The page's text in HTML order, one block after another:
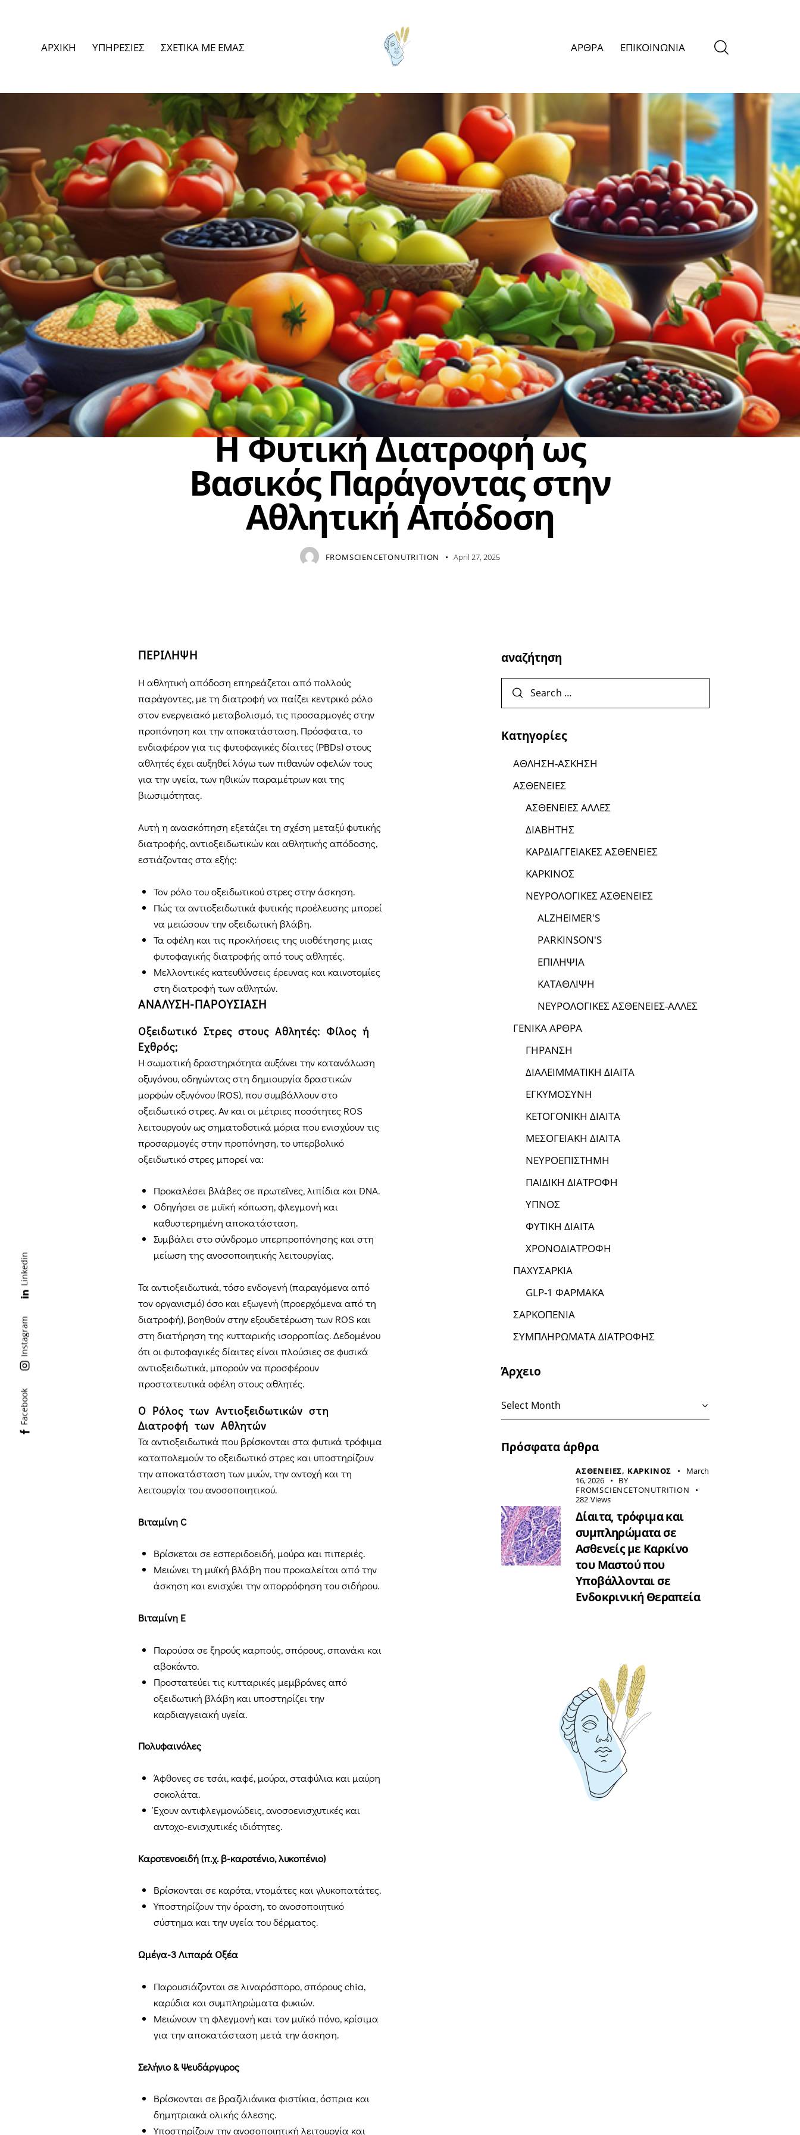
ΑΡΧΙΚΗ ΥΠΗΡΕΣΙΕΣ ΣΧΕΤΙΚΑ ΜΕ ΕΜΑΣ ΑΡΘΡΑ ΕΠΙΚΟΙΝΩΝΙΑ
ΑΘΛΗΣΗ-ΑΣΚΗΣΗ ΓΕΝΙΚΑ ΑΡΘΡΑ ΦΥΤΙΚΗ ΔΙΑΙΤΑ
Η Φυτική Διατροφή ως
Βασικός Παράγοντας στην
Αθλητική Απόδοση
FROMSCIENCETONUTRITION April 27, 2025
ΠΕΡΙΛΗΨΗ
Η αθλητική απόδοση επηρεάζεται από πολλούς
παράγοντες, με τη διατροφή να παίζει κεντρικό ρόλο
στον ενεργειακό μεταβολισμό, τις προσαρμογές στην
προπόνηση και την αποκατάσταση. Πρόσφατα, το
ενδιαφέρον για τις φυτοφαγικές δίαιτες (PBDs) στους
αθλητές έχει αυξηθεί λόγω των πιθανών οφελών τους
για την υγεία, των ηθικών παραμέτρων και της
βιωσιμότητας.
Αυτή η ανασκόπηση εξετάζει τη σχέση μεταξύ φυτικής
διατροφής, αντιοξειδωτικών και αθλητικής απόδοσης,
εστιάζοντας στα εξής:
Τον ρόλο του οξειδωτικού στρες στην άσκηση.
Πώς τα αντιοξειδωτικά φυτικής προέλευσης μπορεί
να μειώσουν την οξειδωτική βλάβη.
Τα οφέλη και τις προκλήσεις της υιοθέτησης μιας
φυτοφαγικής διατροφής από τους αθλητές.
Μελλοντικές κατευθύνσεις έρευνας και καινοτομίες
στη διατροφή των αθλητών.
ΑΝΑΛΥΣΗ-ΠΑΡΟΥΣΙΑΣΗ
Οξειδωτικό Στρες στους Αθλητές: Φίλος ή
Εχθρός;
Η σωματική δραστηριότητα αυξάνει την κατανάλωση
οξυγόνου, οδηγώντας στη δημιουργία δραστικών
μορφών οξυγόνου (ROS), που συμβάλλουν στο
οξειδωτικό στρες. Αν και οι μέτριες ποσότητες ROS
λειτουργούν ως σηματοδοτικά μόρια που ενισχύουν τις
προσαρμογές στην προπόνηση, το υπερβολικό
οξειδωτικό στρες μπορεί να:
Προκαλέσει βλάβες σε πρωτεΐνες, λιπίδια και DNA.
Οδηγήσει σε μυϊκή κόπωση, φλεγμονή και
καθυστερημένη αποκατάσταση.
Συμβάλει στο σύνδρομο υπερπροπόνησης και στη
μείωση της ανοσοποιητικής λειτουργίας.
Τα αντιοξειδωτικά, τόσο ενδογενή (παραγόμενα από
τον οργανισμό) όσο και εξωγενή (προερχόμενα από τη
διατροφή), βοηθούν στην εξουδετέρωση των ROS και
στη διατήρηση της κυτταρικής ισορροπίας. Δεδομένου
ότι οι φυτοφαγικές δίαιτες είναι πλούσιες σε φυσικά
αντιοξειδωτικά, μπορούν να προσφέρουν
προστατευτικά οφέλη στους αθλητές.
Ο Ρόλος των Αντιοξειδωτικών στη
Διατροφή των Αθλητών
Τα αντιοξειδωτικά που βρίσκονται στα φυτικά τρόφιμα
καταπολεμούν το οξειδωτικό στρες και υποστηρίζουν
την αποκατάσταση των μυών, την αντοχή και τη
λειτουργία του ανοσοποιητικού.
Βιταμίνη C
Βρίσκεται σε εσπεριδοειδή, μούρα και πιπεριές.
Μειώνει τη μυϊκή βλάβη που προκαλείται από την
άσκηση και ενισχύει την απορρόφηση του σιδήρου.
Βιταμίνη Ε
Παρούσα σε ξηρούς καρπούς, σπόρους, σπανάκι και
αβοκάντο.
Προστατεύει τις κυτταρικές μεμβράνες από
οξειδωτική βλάβη και υποστηρίζει την
καρδιαγγειακή υγεία.
Πολυφαινόλες
Άφθονες σε τσάι, καφέ, μούρα, σταφύλια και μαύρη
σοκολάτα.
Έχουν αντιφλεγμονώδεις, ανοσοενισχυτικές και
αντοχο-ενισχυτικές ιδιότητες.
Καροτενοειδή (π.χ. β-καροτένιο, λυκοπένιο)
Βρίσκονται σε καρότα, ντομάτες και γλυκοπατάτες.
Υποστηρίζουν την όραση, το ανοσοποιητικό
σύστημα και την υγεία του δέρματος.
Ωμέγα-3 Λιπαρά Οξέα
Παρουσιάζονται σε λιναρόσπορο, σπόρους chia,
καρύδια και συμπληρώματα φυκιών.
Μειώνουν τη φλεγμονή και τον μυϊκό πόνο, κρίσιμα
για την αποκατάσταση μετά την άσκηση.
Σελήνιο & Ψευδάργυρος
Βρίσκονται σε βραζιλιάνικα φιστίκια, όσπρια και
δημητριακά ολικής άλεσης.
Υποστηρίζουν την ανοσοποιητική λειτουργία και
αναζήτηση
Κατηγορίες
ΑΘΛΗΣΗ-ΑΣΚΗΣΗ
ΑΣΘΕΝΕΙΕΣ
ΑΣΘΕΝΕΙΕΣ ΑΛΛΕΣ
ΔΙΑΒΗΤΗΣ
ΚΑΡΔΙΑΓΓΕΙΑΚΕΣ ΑΣΘΕΝΕΙΕΣ
ΚΑΡΚΙΝΟΣ
ΝΕΥΡΟΛΟΓΙΚΕΣ ΑΣΘΕΝΕΙΕΣ
ALZHEIMER'S
PARKINSON'S
ΕΠΙΛΗΨΙΑ
ΚΑΤΑΘΛΙΨΗ
ΝΕΥΡΟΛΟΓΙΚΕΣ ΑΣΘΕΝΕΙΕΣ-ΑΛΛΕΣ
ΓΕΝΙΚΑ ΑΡΘΡΑ
ΓΗΡΑΝΣΗ
ΔΙΑΛΕΙΜΜΑΤΙΚΗ ΔΙΑΙΤΑ
ΕΓΚΥΜΟΣΥΝΗ
ΚΕΤΟΓΟΝΙΚΗ ΔΙΑΙΤΑ
ΜΕΣΟΓΕΙΑΚΗ ΔΙΑΙΤΑ
ΝΕΥΡΟΕΠΙΣΤΗΜΗ
ΠΑΙΔΙΚΗ ΔΙΑΤΡΟΦΗ
ΥΠΝΟΣ
ΦΥΤΙΚΗ ΔΙΑΙΤΑ
ΧΡΟΝΟΔΙΑΤΡΟΦΗ
ΠΑΧΥΣΑΡΚΙΑ
GLP-1 ΦΑΡΜΑΚΑ
ΣΑΡΚΟΠΕΝΙΑ
ΣΥΜΠΛΗΡΩΜΑΤΑ ΔΙΑΤΡΟΦΗΣ
Άρχειο
Πρόσφατα άρθρα
ΑΣΘΕΝΕΙΕΣ, ΚΑΡΚΙΝΟΣ
March
16, 2026
BY
FROMSCIENCETONUTRITION
282 Views
Δίαιτα, τρόφιμα και
συμπληρώματα σε
Ασθενείς με Καρκίνο
του Μαστού που
Υποβάλλονται σε
Ενδοκρινική Θεραπεία
Facebook
Instagram
Linkedin